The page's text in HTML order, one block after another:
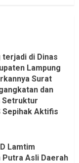
di Dinas
Lampung
Surat
dan
Setruktur
Sepihak Aktifis
penuh Unsur
Politik.
Lamtim
Putra Asli Daerah